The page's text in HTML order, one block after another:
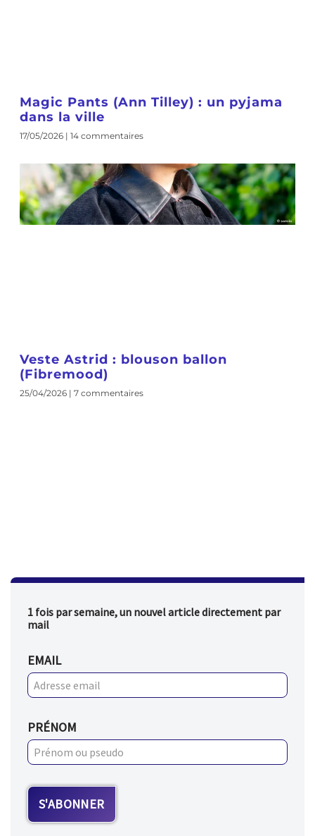
Magic Pants (Ann Tilley) : un pyjama
dans la ville
17/05/2026 14 commentaires
Veste Astrid : blouson ballon
(Fibremood)
25/04/2026 7 commentaires
1 fois par semaine, un nouvel article directement par
mail
EMAIL
PRÉNOM